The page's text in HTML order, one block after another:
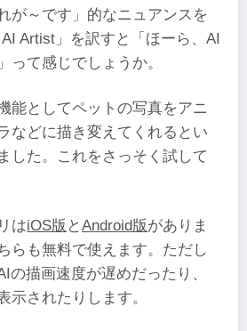
が～です」的なニュアンスを
Artist」を訳すと「ほーら、AI
って感じでしょうか。
能としてペットの写真をアニ
などに描き変えてくれるとい
した。これをさっそく試して
はiOS版 とAndroid版がありま
らも無料で使えます。ただし
の描画速度が遅めだったり、
示されたりします。